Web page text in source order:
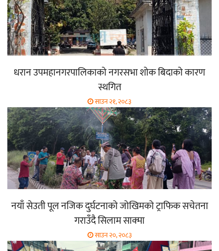
धरान उपमहानगरपालिकाको नगरसभा शोक बिदाको कारण
स्थगित
साउन २१, २०८३
नयाँ सेउती पूल नजिक दुर्घटनाको जोखिमको ट्राफिक सचेतना
गराउँदै सिलाम साक्मा
साउन २०, २०८३